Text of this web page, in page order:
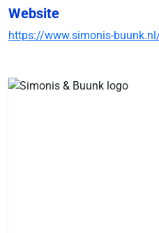
Website
https://www.simonis-